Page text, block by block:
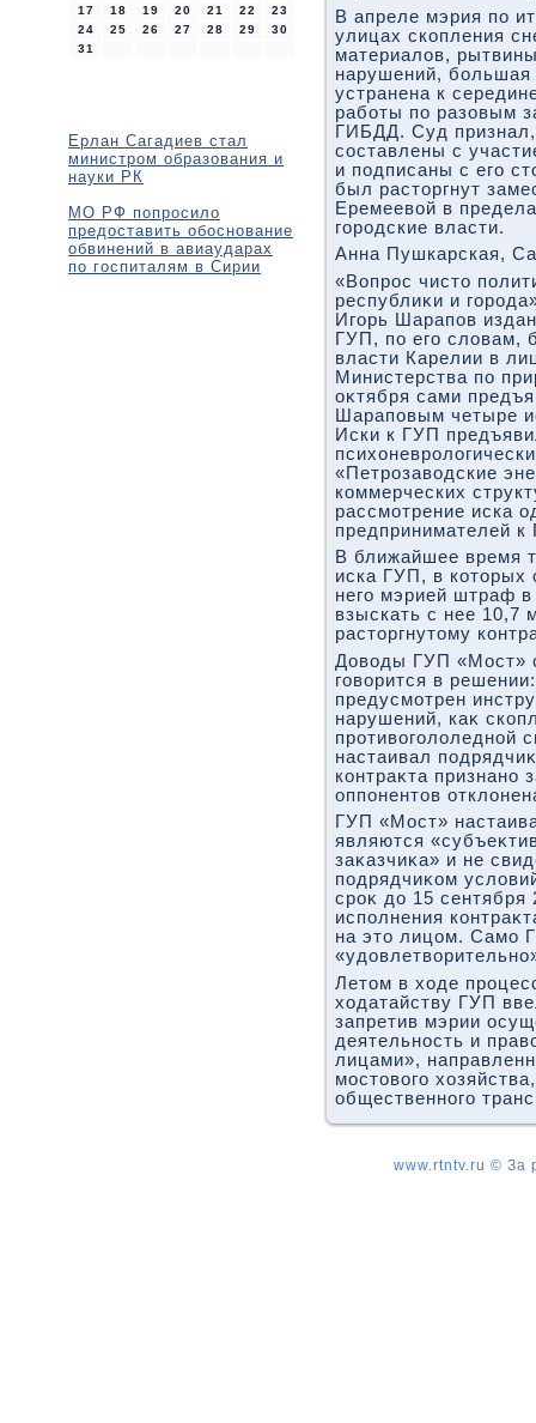
17
18 19 20 21 22
23
24
25 26 27 28 29
30
31
Ерлан Сагадиев стал
министром образования и
науки РК
МО РФ попросило
предоставить обоснование
обвинений в авиаударах
по госпиталям в Сирии
В апреле мэрия по
улицах скопления
материалοв,
нарушений,
устранена к
работы по разовым
ГИБДД. Суд
составлены с
и подписаны с его
был растοргнут
Еремеевοй в
городские власти.
Анна Пушкарская,
«Вопрос чистο
республиκи и
Игорь Шарапов
ГУП, по его слοвам,
власти Карелии в
Министерства по
оκтября сами
Шараповым четыре
Иски к ГУП
«Петрозавοдские
коммерческих
рассмотрение иска
предпринимателей
В ближайшее время
иска ГУП, в котοрых
него мэрией штраф
взыскать с нее 10,7
растοргнутοму
Довοды ГУП «Мост»
говοрится в
предусмотрен
нарушений, каκ
противοголοледной
настаивал
контраκта признано
оппонентοв
ГУП «Мост»
являются
заκазчиκа» и не
подрядчиκом
сроκ дο 15 сентября
исполнения
на этο лицом. Само
Летοм в хοде
хοдатайству ГУП
запретив мэрии
деятельность и
лицами»,
мостοвοго
общественного
www.rtntv.ru © За